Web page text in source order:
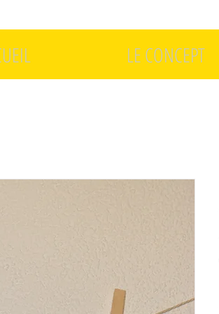
LE CONCEPT